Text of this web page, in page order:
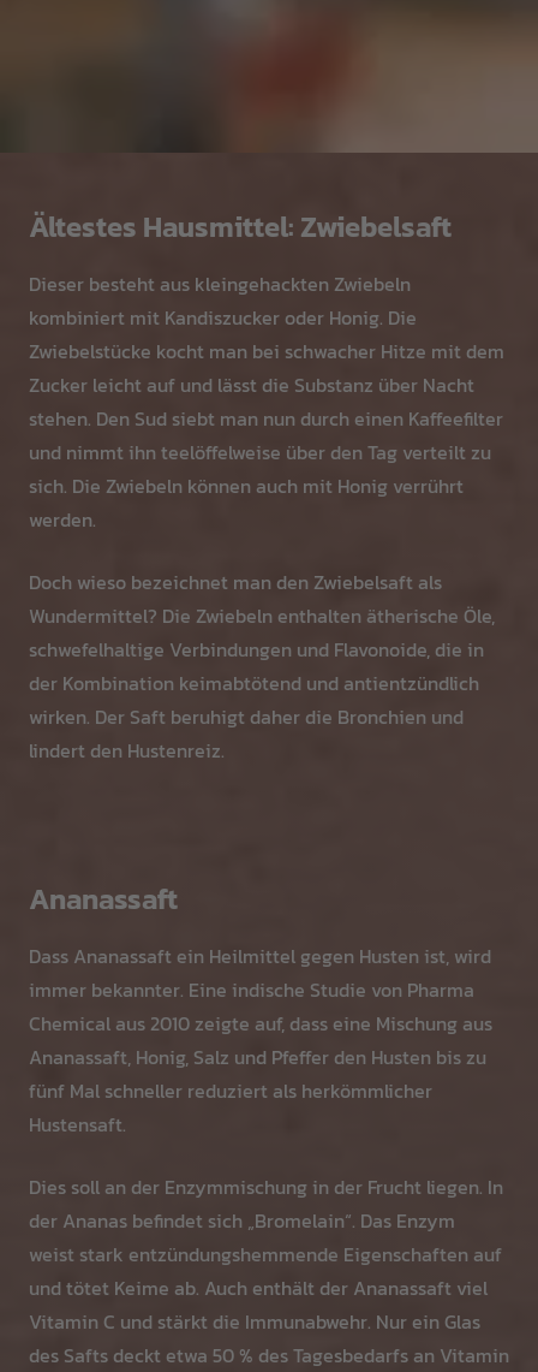
Ältestes Hausmittel: Zwiebelsaft
Dieser besteht aus kleingehackten Zwiebeln
kombiniert mit Kandiszucker oder Honig. Die
Zwiebelstücke kocht man bei schwacher Hitze mit dem
Zucker leicht auf und lässt die Substanz über Nacht
stehen. Den Sud siebt man nun durch einen Kaffeefilter
und nimmt ihn teelöffelweise über den Tag verteilt zu
sich. Die Zwiebeln können auch mit Honig verrührt
werden.
Doch wieso bezeichnet man den Zwiebelsaft als
Wundermittel? Die Zwiebeln enthalten ätherische Öle,
schwefelhaltige Verbindungen und Flavonoide, die in
der Kombination keimabtötend und antientzündlich
wirken. Der Saft beruhigt daher die Bronchien und
lindert den Hustenreiz.
Ananassaft
Dass Ananassaft ein Heilmittel gegen Husten ist, wird
immer bekannter. Eine indische Studie von Pharma
Chemical aus 2010 zeigte auf, dass eine Mischung aus
Ananassaft, Honig, Salz und Pfeffer den Husten bis zu
fünf Mal schneller reduziert als herkömmlicher
Hustensaft.
Dies soll an der Enzymmischung in der Frucht liegen. In
der Ananas befindet sich „Bromelain“. Das Enzym
weist stark entzündungshemmende Eigenschaften auf
und tötet Keime ab. Auch enthält der Ananassaft viel
Vitamin C und stärkt die Immunabwehr. Nur ein Glas
des Safts deckt etwa 50 % des Tagesbedarfs an Vitamin